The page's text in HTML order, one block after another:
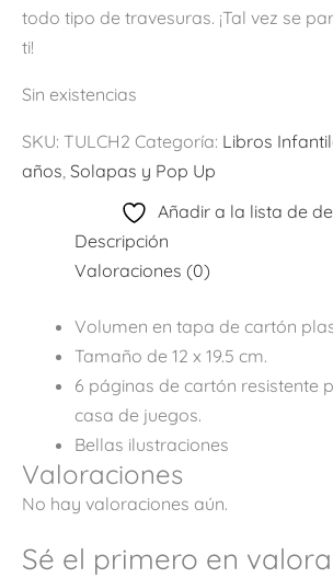
todo tipo de travesuras. ¡Tal vez se
ti!
Sin existencias
SKU: TULCH2 Categoría: Libros
años Solapas y Pop Up
Añadir a la lista de
Descripción
Valoraciones (0)
Volumen en tapa de cartón
Tamaño de 12 x 19.5 cm.
6 páginas de cartón resistente
casa de juegos.
Bellas ilustraciones
Valoraciones
No hay valoraciones aún.
Sé el primero en